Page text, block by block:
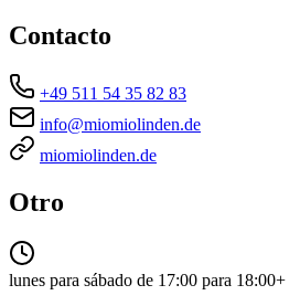
Contacto
+49 511 54 35 82 83
info@miomiolinden.de
miomiolinden.de
Otro
lunes para sábado de 17:00 para 18:00+